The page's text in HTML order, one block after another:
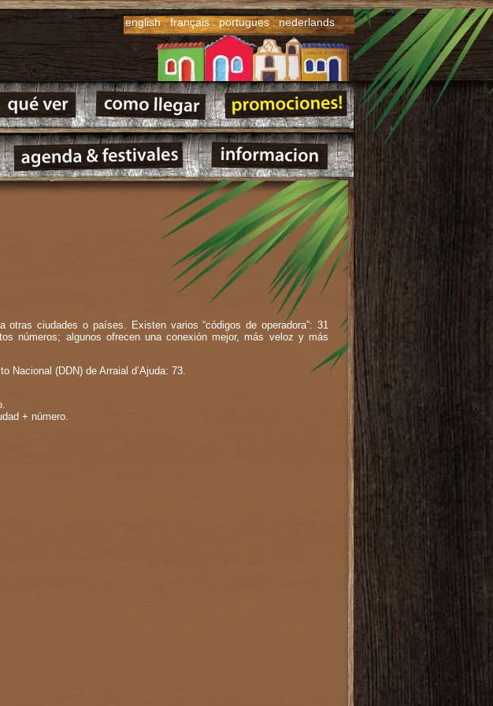
english.français.portugues.nederlands
ciudades o países. Existen varios “códigos de operadora”: 31
números; algunos ofrecen una conexión mejor, más veloz y más
Nacional (DDN) de Arraial d’Ajuda: 73.
+ número.